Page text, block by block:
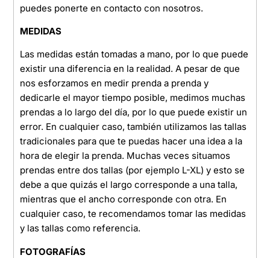
puedes ponerte en contacto con nosotros.
MEDIDAS
Las medidas están tomadas a mano, por lo que puede
existir una diferencia en la realidad. A pesar de que
nos esforzamos en medir prenda a prenda y
dedicarle el mayor tiempo posible, medimos muchas
prendas a lo largo del día, por lo que puede existir un
error. En cualquier caso, también utilizamos las tallas
tradicionales para que te puedas hacer una idea a la
hora de elegir la prenda. Muchas veces situamos
prendas entre dos tallas (por ejemplo L-XL) y esto se
debe a que quizás el largo corresponde a una talla,
mientras que el ancho corresponde con otra. En
cualquier caso, te recomendamos tomar las medidas
y las tallas como referencia.
FOTOGRAFÍAS